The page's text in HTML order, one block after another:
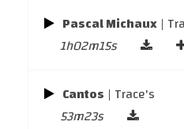
Pascal Michaux |
1h02m15s
Cantos | Trace's
53m23s